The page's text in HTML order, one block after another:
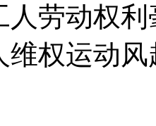
人劳动权
维权运动